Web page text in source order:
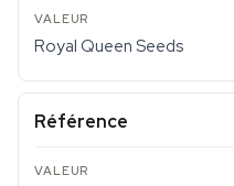
Royal Queen Seeds
Référence